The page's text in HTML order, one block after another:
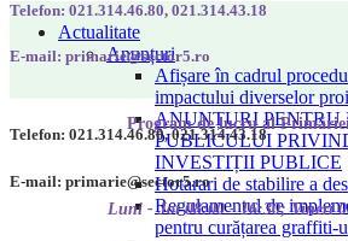
Actualitate
Anunțuri
Afișare în cadrul
impactului diverselor
ANUNȚURI PENTRU
PUBLICULUI
INVESTIȚII PUBLICE
Hotarari de stabilire a
Regulamentul de
pentru curățarea graffiti-
Telefon: 021.314.46.80, 021.314.43.18
E-mail: primarie@sector5.ro
Program de lucru al
Luni - Joi 08:00 - 16:30; Vineri
Telefon: 021.314.46.80, 021.314.43.18
E-mail: primarie@sector5.ro